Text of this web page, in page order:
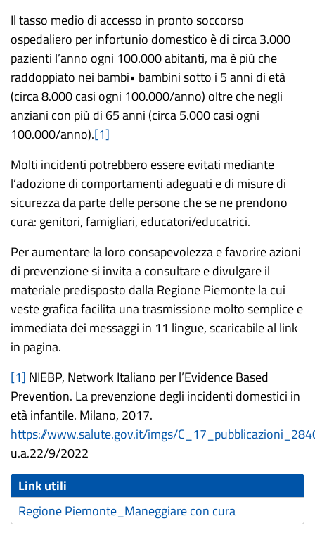
Il tasso medio di accesso in pronto soccorso
ospedaliero per infortunio domestico èdi circa 3.000
pazienti l’anno ogni 100.000 abitanti, ma è più che
raddoppiato nei bambi• bambini sotto i 5 anni di età
(circa 8.000 casi ogni 100.000/anno) oltre che negli
anziani con più di 65 anni (circa 5.000 casi ogni
100.000/anno).[1]
Molti incidenti potrebbero essere evitati mediante
l’adozione di comportamenti adeguati e di misure di
sicurezza da parte delle persone che se ne prendono
cura: genitori, famigliari, educatori/educatrici.
Per aumentare la loro consapevolezza e favorire azioni
di prevenzione si invita a consultare e divulgare il
materiale predisposto dalla Regione Piemonte la cui
veste grafica facilita una trasmissione molto semplice e
immediata dei messaggi in 11 lingue, scaricabile al link
in pagina.
[1] NIEBP, Network Italiano per l’Evidence Based
Prevention. La prevenzione degli incidenti domestici in
età infantile. Milano, 2017.
https://www.salute.gov.it/imgs/
u.a.22/9/2022
Link utili
Regione Piemonte_Maneggiare con cura